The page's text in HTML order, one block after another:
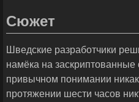
Сюжет
Шведские разработчики
намёка на
привычном понимании
протяжении шести часов